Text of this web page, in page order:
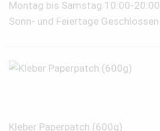
Montag bis Samstag 10:00-20:00
Sonn- und Feiertage Geschlossen
Kleber Paperpatch (600g)